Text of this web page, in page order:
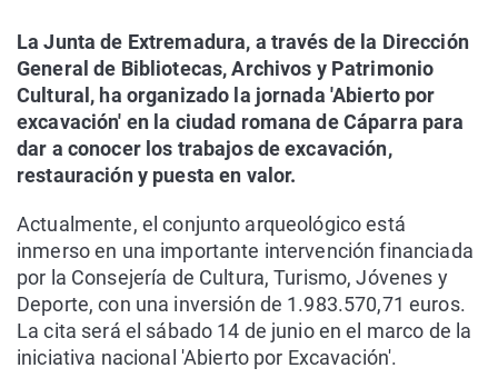
La Junta de Extremadura, a través de la Dirección
General de Bibliotecas, Archivos y Patrimonio
Cultural, ha organizado la jornada 'Abierto por
excavación' en la ciudad romana de Cáparra para
dar a conocer los trabajos de excavación,
restauración y puesta en valor.
Actualmente, el conjunto arqueológico está
inmerso en una importante intervención financiada
por la Consejería de Cultura, Turismo, Jóvenes y
Deporte, con una inversión de 1.983.570,71 euros.
La cita será el sábado 14 de junio en el marco de la
iniciativa nacional 'Abierto por Excavación'.